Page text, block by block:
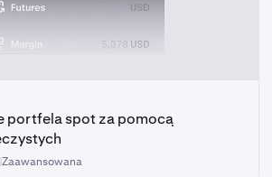
portfela spot za pomocą
Zaawansowana